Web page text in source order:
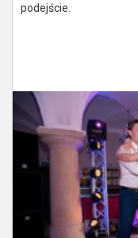
podejście.